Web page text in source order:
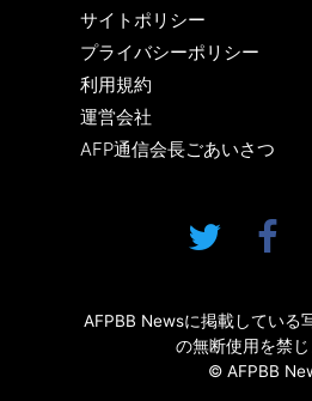
サイトポリシー
プライバシーポリシー
利用規約
運営会社
AFP通信会長ごあいさつ
AFPBB Newsに掲載している
の無断使用を禁じ
© AFPBB